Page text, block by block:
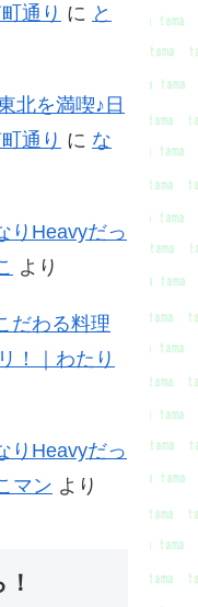
通り に と
北を満喫♪日
通り に な
りHeavyだっ
より
だわる料理
！｜わたり
りHeavyだっ
マン より